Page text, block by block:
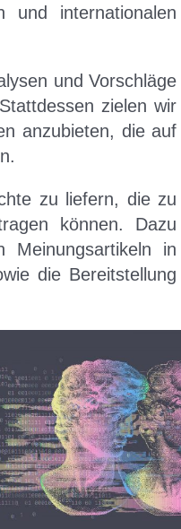
und internationalen
und Vorschläge
zielen wir
anzubieten, die auf
zu liefern, die zu
können. Dazu
in
die Bereitstellung